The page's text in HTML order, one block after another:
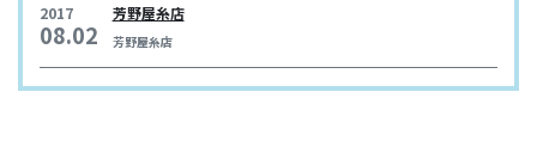
2017
08.02
芳野屋糸店
芳野屋糸店